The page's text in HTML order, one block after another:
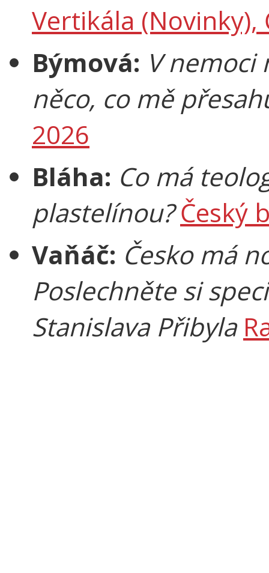
Vertikála (Novinky),
Býmová: V
něco, co mě
2026
Bláha: Co má
plastelínou?Český
Vaňáč: Česko má
Poslechněte si
Stanislava Přibyla